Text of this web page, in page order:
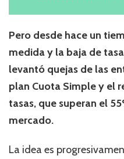
Pero desde hace un
medida y la baja de
levantó quejas de las
plan Cuota Simple y el
tasas, que superan el
mercado.
La idea es